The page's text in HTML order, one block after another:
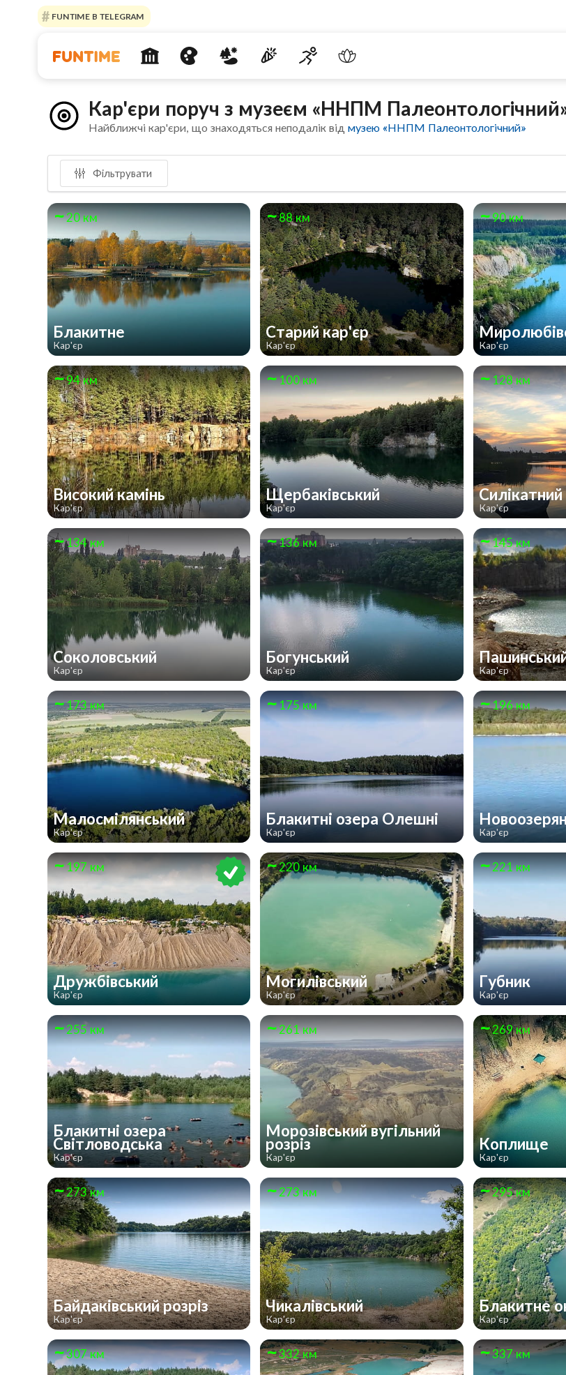
FUNTIME В TELEGRAM
Кар'єри поруч з музеєм «ННПМ
Найближчі кар'єри, що знаходяться неподалік відмузею «ННПМ Палеонтологічний»
Фільтрувати
20 км
Блакитне
Кар'єр
88 км
Старий кар'єр
Кар'єр
90 км
Кар'єр
94 км
Високий камінь
Кар'єр
100 км
Щербаківський
Кар'єр
128 км
Силікатний
Кар'єр
134 км
Соколовський
Кар'єр
136 км
Богунський
Кар'єр
145 км
Кар'єр
173 км
Малосмілянський
Кар'єр
175 км
Блакитні озера Олешні
Кар'єр
196 км
Кар'єр
197 км
Дружбівський
Кар'єр
220 км
Могилівський
Кар'єр
221 км
Губник
Кар'єр
255 км
Блакитні озера
Світловодська
Кар'єр
261 км
Морозівський вугільний
розріз
Кар'єр
269 км
Коплище
Кар'єр
273 км
Байдаківський розріз
Кар'єр
273 км
Чикалівський
Кар'єр
295 км
Блакитне
Кар'єр
307 км 332 км 337 км